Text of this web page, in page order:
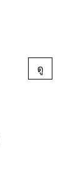
ดู